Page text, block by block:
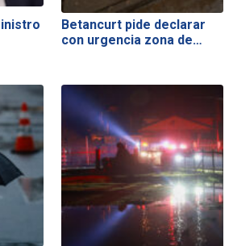
Betancurt pide declarar
con urgencia zona de…